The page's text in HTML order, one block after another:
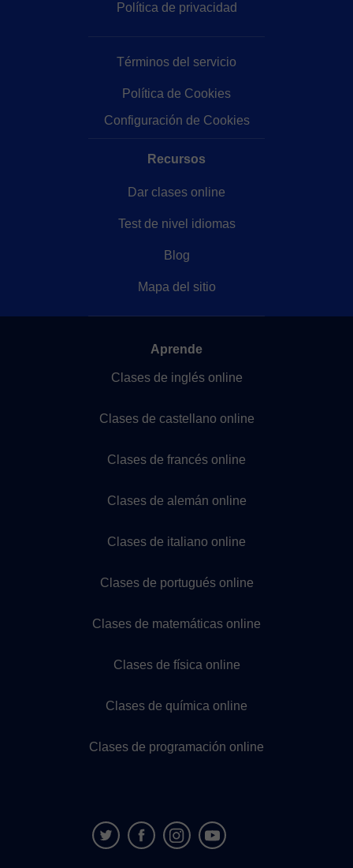
Política de privacidad
Términos del servicio
Política de Cookies
Configuración de Cookies
Recursos
Dar clases online
Test de nivel idiomas
Blog
Mapa del sitio
Aprende
Clases de inglés online
Clases de castellano online
Clases de francés online
Clases de alemán online
Clases de italiano online
Clases de portugués online
Clases de matemáticas online
Clases de física online
Clases de química online
Clases de programación online